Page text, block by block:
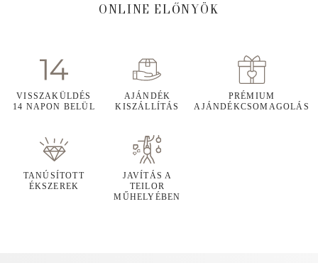
ONLINE ELŐNYÖK
VISSZAKÜLDÉS
14 NAPON BELÜL
AJÁNDÉK
KISZÁLLÍTÁS
PRÉMIUM
AJÁNDÉKCSOMAGOLÁS
TANÚSÍTOTT
ÉKSZEREK
JAVÍTÁS A
TEILOR
MŰHELYÉBEN